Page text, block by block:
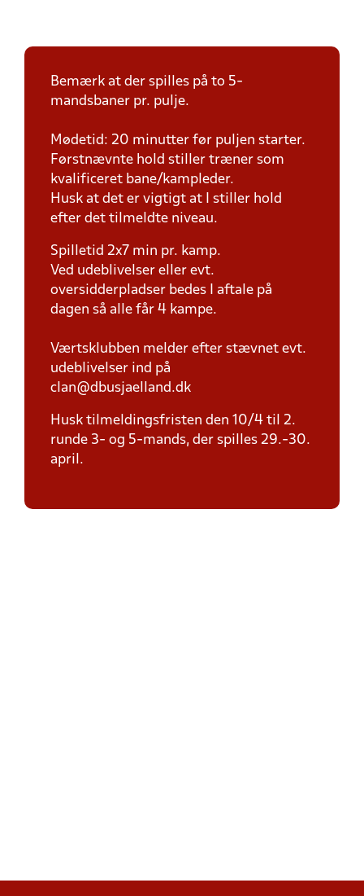
Bemærk at der spilles på to 5-
mandsbaner pr. pulje.
Mødetid: 20 minutter før puljen starter.
Førstnævnte hold stiller træner som
kvalificeret bane/kampleder.
Husk at det er vigtigt at I stiller hold
efter det tilmeldte niveau.
Spilletid 2x7 min pr. kamp.
Ved udeblivelser eller evt.
oversidderpladser bedes I aftale på
dagen så alle får 4 kampe.
Værtsklubben melder efter stævnet evt.
udeblivelser ind på
clan@dbusjaelland.dk
Husk tilmeldingsfristen den 10/4 til 2.
runde 3- og 5-mands, der spilles 29.-30.
april.